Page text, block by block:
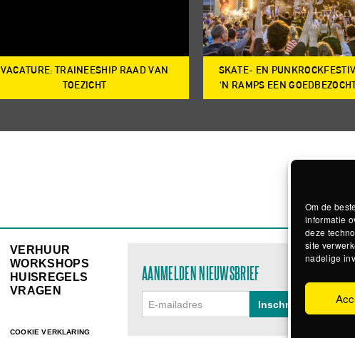
Om de
informatie
deze
site
nadelige
VACATURE: TRAINEESHIP RAAD VAN
TOEZICHT
SKATE- EN
‘N RAMPS EEN
VERHUUR
WORKSHOPS
HUISREGELS
VRAGEN
COOKIE VERKLARING
AANMELDEN NIEUWSBRIEF